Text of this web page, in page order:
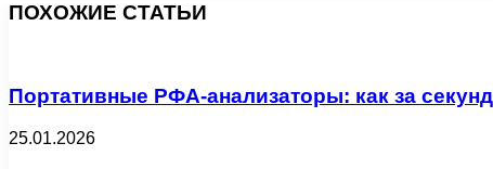
ПОХОЖИЕ СТАТЬИ
Портативные РФА-анализаторы: как за
25.01.2026